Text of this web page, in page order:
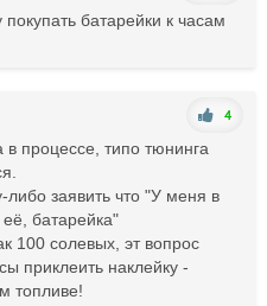
батарейки к часам
4
в процессе, типо тюнинга
либо заявить что "У меня в
батарейка"
100 солевых, эт вопрос
приклеить наклейку -
топливе!